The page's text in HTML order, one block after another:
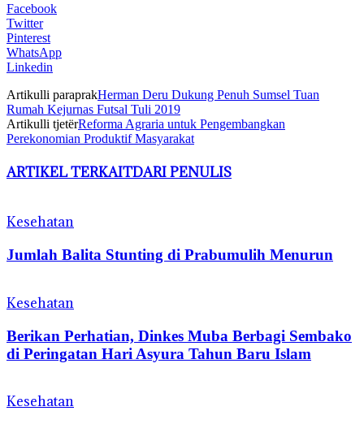
Facebook
Twitter
Pinterest
WhatsApp
Linkedin
Artikulli paraprakHerman Deru Dukung Penuh Sumsel Tuan
Rumah Kejurnas Futsal Tuli 2019
Artikulli tjetërReforma Agraria untuk Pengembangkan
Perekonomian Produktif Masyarakat
ARTIKEL TERKAITDARI PENULIS
Kesehatan
Jumlah Balita Stunting di Prabumulih Menurun
Kesehatan
Berikan Perhatian, Dinkes Muba Berbagi Sembako
di Peringatan Hari Asyura Tahun Baru Islam
Kesehatan